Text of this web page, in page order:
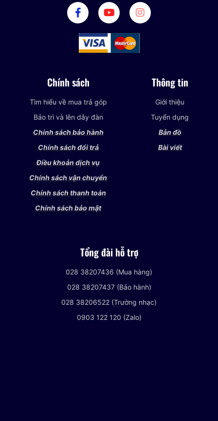
Chính sách
Tìm hiểu về mua trả góp
Bảo trì và lên dây đàn
Chính sách bảo hành
Chính sách đổi trả
Điều khoản dịch vụ
Chính sách vận chuyển
Chính sách thanh toán
Chính sách bảo mật
Thông tin
Giới thiệu
Tuyển dụng
Bản đồ
Bài viết
Tổng đài hỗ trợ
028 38207436 (Mua hàng)
028 38207437 (Bảo hành)
028 38206522 (Trường nhạc)
0903 122 120 (Zalo)